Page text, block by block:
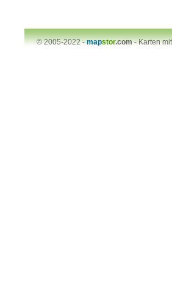
© 2005-2022 -mapstor.com-Karten